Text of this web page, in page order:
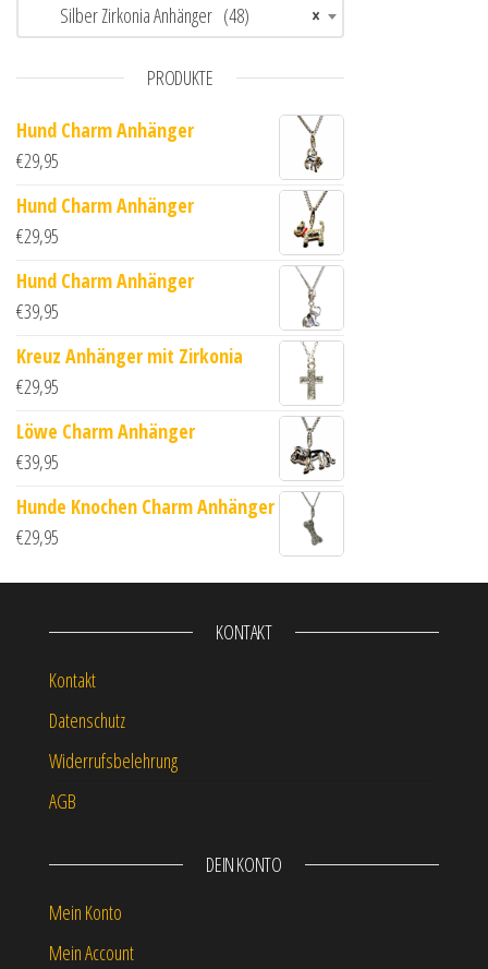
×
Silber Zirkonia Anhänger (48)
PRODUKTE
Hund Charm Anhänger
€29,95
Hund Charm Anhänger
€29,95
Hund Charm Anhänger
€39,95
Kreuz Anhänger mit Zirkonia
€29,95
Löwe Charm Anhänger
€39,95
Hunde Knochen Charm Anhänger
€29,95
KONTAKT
Kontakt
Datenschutz
Widerrufsbelehrung
AGB
DEIN KONTO
Mein Konto
Mein Account